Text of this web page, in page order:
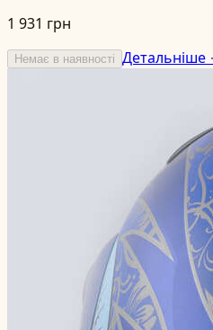
1 931 грн
Немає в наявності Детальніше